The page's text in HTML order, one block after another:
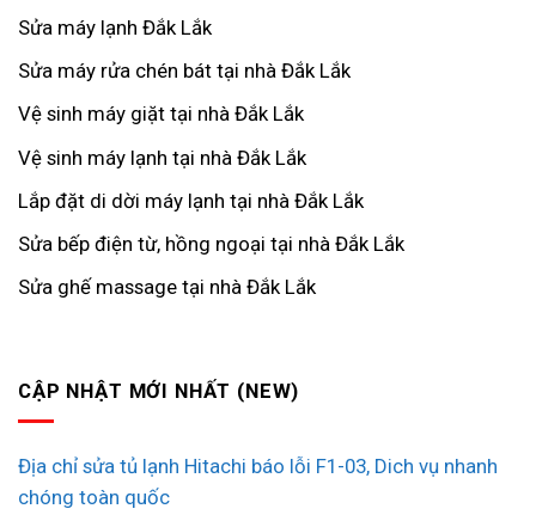
Sửa máy lạnh Đắk Lắk
Sửa máy rửa chén bát tại nhà Đắk Lắk
Vệ sinh máy giặt tại nhà Đắk Lắk
Vệ sinh máy lạnh tại nhà Đắk Lắk
Lắp đặt di dời máy lạnh tại nhà Đắk Lắk
Sửa bếp điện từ, hồng ngoại tại nhà Đắk Lắk
Sửa ghế massage tại nhà Đắk Lắk
CẬP NHẬT MỚI NHẤT (NEW)
Địa chỉ sửa tủ lạnh Hitachi báo lỗi F1-03, Dich vụ nhanh
chóng toàn quốc